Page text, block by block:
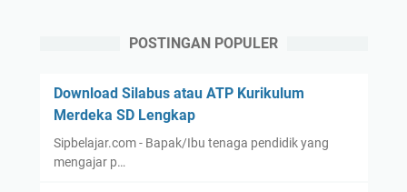
POSTINGAN POPULER
Download Silabus atau ATP Kurikulum
Merdeka SD Lengkap
Sipbelajar.com - Bapak/Ibu tenaga pendidik yang
mengajar p…